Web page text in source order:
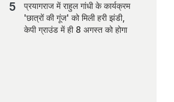
प्रयागराज में राहुल गांधी के कार्यक्रम
'छात्रों की गूंज' को मिली हरी झंडी,
केपी ग्राउंड में ही 8 अगस्त को होगा